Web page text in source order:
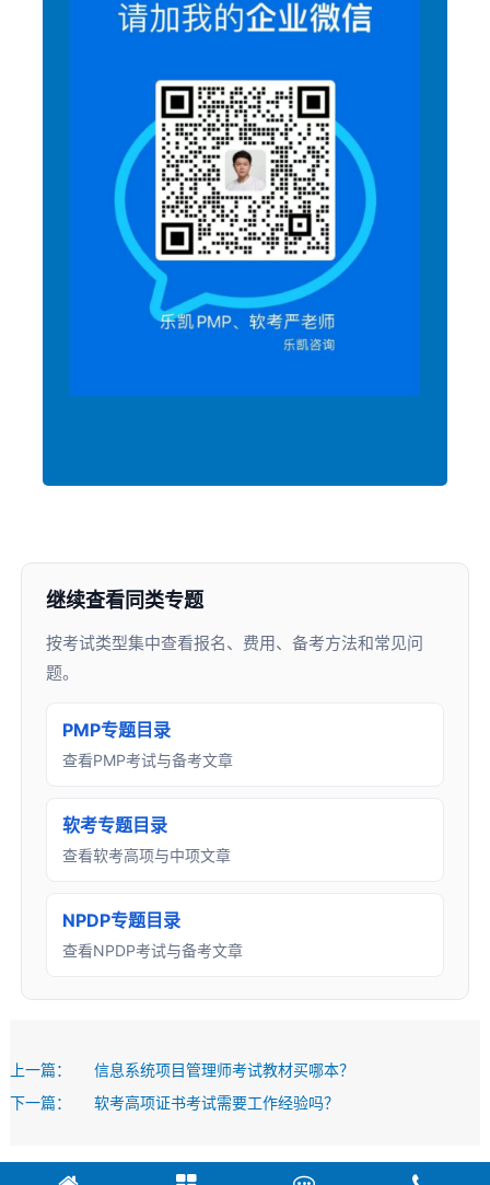
继续查看同类专题
按考试类型集中查看报名、费用、备考方法和常见问
题。
PMP专题目录
查看PMP考试与备考文章
软考专题目录
查看软考高项与中项文章
NPDP专题目录
查看NPDP考试与备考文章
上一篇：
信息系统项目管理师考试教材买哪本？
下一篇：
软考高项证书考试需要工作经验吗？